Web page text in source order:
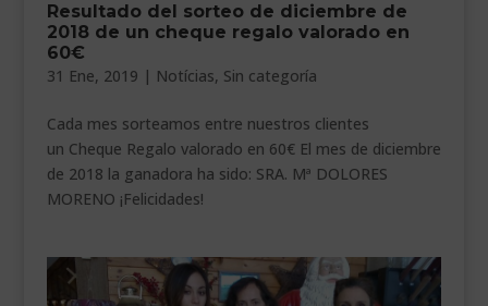
BLOG
___________________________
Resultado del sorteo de diciembre de
2018 de un cheque regalo valorado en
60€
31 Ene, 2019 | Notícias, Sin categoría
Cada mes sorteamos entre nuestros clientes
un Cheque Regalo valorado en 60€ El mes de diciembre
de 2018 la ganadora ha sido: SRA. Mª DOLORES
MORENO ¡Felicidades!